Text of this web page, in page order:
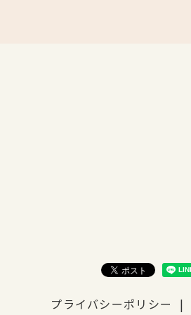
プライバシーポリシー